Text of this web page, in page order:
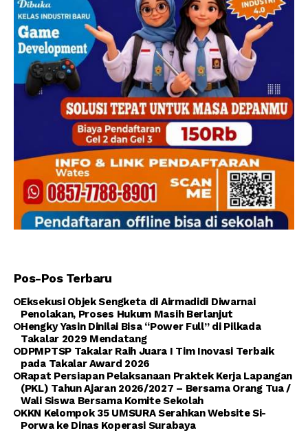
Pos-Pos Terbaru
Eksekusi Objek Sengketa di Airmadidi Diwarnai
Penolakan, Proses Hukum Masih Berlanjut
Hengky Yasin Dinilai Bisa “Power Full” di Pilkada
Takalar 2029 Mendatang
DPMPTSP Takalar Raih Juara I Tim Inovasi Terbaik
pada Takalar Award 2026
Rapat Persiapan Pelaksanaan Praktek Kerja Lapangan
(PKL) Tahun Ajaran 2026/2027 – Bersama Orang Tua /
Wali Siswa Bersama Komite Sekolah
KKN Kelompok 35 UMSURA Serahkan Website Si-
Porwa ke Dinas Koperasi Surabaya